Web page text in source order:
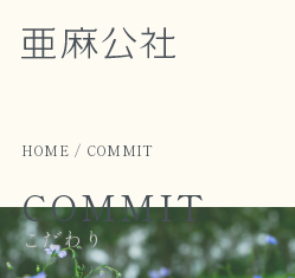
HOME COMMIT
COMMIT
こだわり